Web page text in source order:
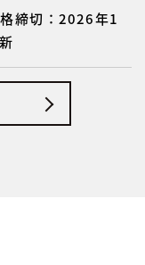
締切：2026年1